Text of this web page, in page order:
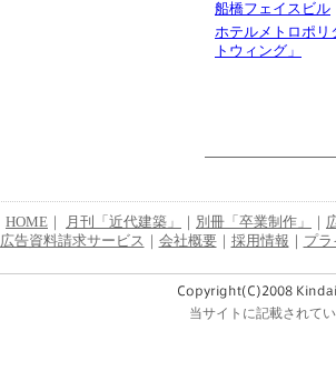
船橋フェイスビル
ホテルメトロポリ
トウィング」
HOME 月刊「近代建築」 別冊「卒業制作」
広告資料請求サービス 会社概要｜ 採用情報 プ
当サイトに記載されて